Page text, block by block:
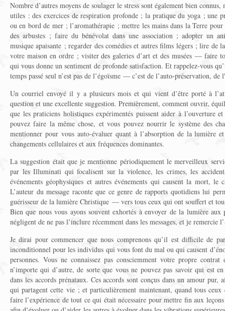
Nombre d’autres moyens de soulager le stress sont également bien
utiles : des exercices de respiration profonde ; la pratique du yoga ; une
ou en bord de mer ; l’aromathérapie ; mettre les mains dans la Terre
des arbustes ; faire du bénévolat dans une association ; adopter un
musique apaisante ; regarder des comédies et autres films légers ; lire de
votre maison en ordre ; visiter des galeries d’art et des musées — faire
qui vous donne un sentiment de profonde satisfaction. Et rappelez-vous
temps passé seul n’est pas de l’égoïsme — c’est de l’auto-préservation,
Un courriel envoyé il y a plusieurs mois et qui vient d’être porté à
question et une excellente suggestion. Premièrement, comment ouvrir,
que les praticiens holistiques expérimentés puissent aider à l’ouverture
pouvez faire la même chose, et vous pouvez nourrir le système des
mentionner pour vous auto-évaluer quant à l’absorption de la lumière
changements cellulaires et aux fréquences dominantes.
La suggestion était que je mentionne périodiquement le merveilleux
par les Illuminati qui focalisent sur la violence, les crimes, les
événements géophysiques et autres événements qui causent la mort,
L’auteur du message raconte que ce genre de rapports quotidiens lui
guérisseur de la lumière Christique — vers tous ceux qui ont souffert et
Bien que nous vous ayons souvent exhortés à envoyer de la lumière aux
négligent de ne pas l’inclure récemment dans les messages, et je remercie
Je dirai pour commencer que nous comprenons qu’il est difficile de
inconditionnel pour les individus qui vous font du mal ou qui causent
personnes. Vous ne connaissez pas consciemment votre propre
n’importe qui d’autre, de sorte que vous ne pouvez pas savoir qui est
dans les accords prénataux. Ces accords sont conçus dans un amour pur,
qui partagent cette vie ; et particulièrement maintenant, quand tous
faire l’expérience de tout ce qui était nécessaire pour mettre fin aux